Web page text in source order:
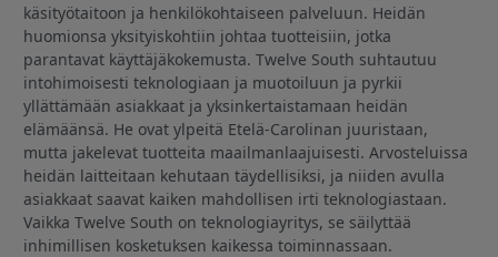
käsityötaitoon ja henkilökohtaiseen palveluun. Heidän
huomionsa yksityiskohtiin johtaa tuotteisiin, jotka
parantavat käyttäjäkokemusta. Twelve South suhtautuu
intohimoisesti teknologiaan ja muotoiluun ja pyrkii
yllättämään asiakkaat ja yksinkertaistamaan heidän
elämäänsä. He ovat ylpeitä Etelä-Carolinan juuristaan,
mutta jakelevat tuotteita maailmanlaajuisesti. Arvosteluissa
heidän laitteitaan kehutaan täydellisiksi, ja niiden avulla
asiakkaat saavat kaiken mahdollisen irti teknologiastaan.
Vaikka Twelve South on teknologiayritys, se säilyttää
inhimillisen kosketuksen kaikessa toiminnassaan.